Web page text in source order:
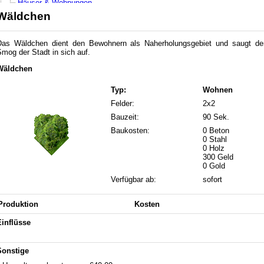
Häuser & Wohnungen
Katastrophen
Medaillen
Produktion steigern
Stagnierende Einwohnerzahlen
3. Gebäude
Autobahn
Börse
Betonwerk
Bibliothek
Brücken
Bushaltestelle
Gefängnis
Gerichtsgebäude
großes Bürogebäude
Hotel
Imbiss
Wäldchen dient den Bewohnern als Naherholungsgebiet und saugt
der Stadt in sich auf.
Typ:
Wohnen
Felder:
2x2
Bauzeit:
90 Sek.
Baukosten:
0 Beton
0 Stahl
0 Holz
300 Geld
0 Gold
Verfügbar ab:
sofort
Kosten